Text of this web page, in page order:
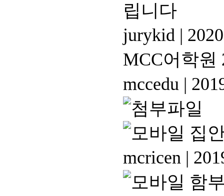
립니다
jurykid |
MCC어학원
mccedu |
집
mcricen |
함